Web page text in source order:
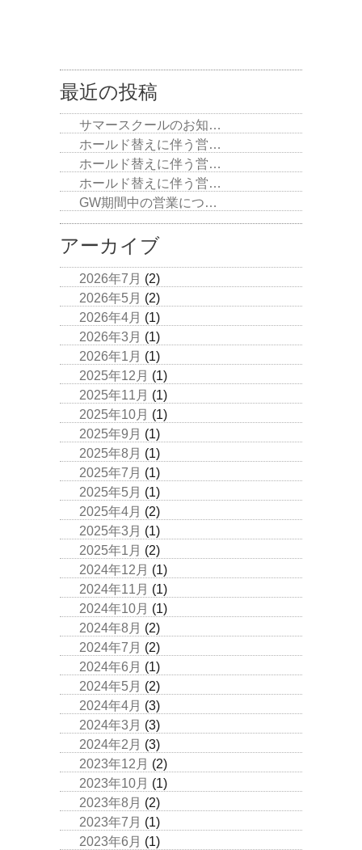
最近の投稿
サマースクールのお知…
ホールド替えに伴う営…
ホールド替えに伴う営…
ホールド替えに伴う営…
GW期間中の営業につ…
アーカイブ
2026年7月 (2)
2026年5月 (2)
2026年4月 (1)
2026年3月 (1)
2026年1月 (1)
2025年12月 (1)
2025年11月 (1)
2025年10月 (1)
2025年9月 (1)
2025年8月 (1)
2025年7月 (1)
2025年5月 (1)
2025年4月 (2)
2025年3月 (1)
2025年1月 (2)
2024年12月 (1)
2024年11月 (1)
2024年10月 (1)
2024年8月 (2)
2024年7月 (2)
2024年6月 (1)
2024年5月 (2)
2024年4月 (3)
2024年3月 (3)
2024年2月 (3)
2023年12月 (2)
2023年10月 (1)
2023年8月 (2)
2023年7月 (1)
2023年6月 (1)